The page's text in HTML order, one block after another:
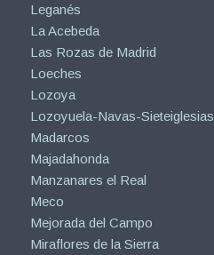
Leganés
La Acebeda
Las Rozas de Madrid
Loeches
Lozoya
Lozoyuela-Navas-Sieteiglesias
Madarcos
Majadahonda
Manzanares el Real
Meco
Mejorada del Campo
Miraflores de la Sierra